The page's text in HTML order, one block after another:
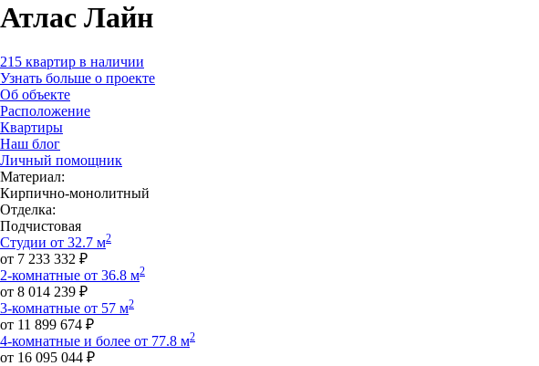
Атлас Лайн
215 квартир в наличии
Узнать больше о проекте
Об объекте
Расположение
Квартиры
Наш блог
Личный помощник
Материал:
Кирпично-монолитный
Отделка:
Подчистовая
Студии от 32.7 м2
от 7 233 332 ₽
2-комнатные от 36.8 м2
от 8 014 239 ₽
3-комнатные от 57 м2
от 11 899 674 ₽
4-комнатные и более от 77.8 м2
от 16 095 044 ₽